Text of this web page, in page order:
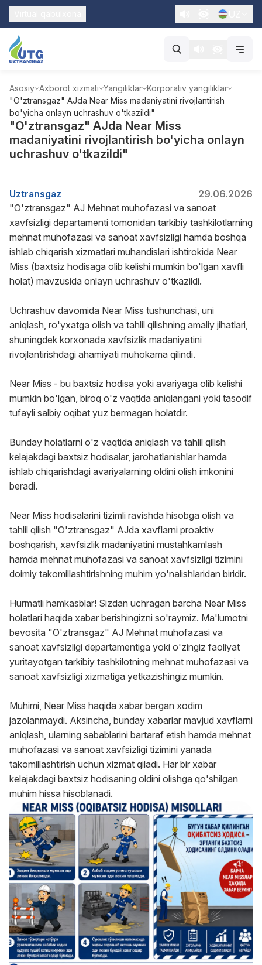
Asosiy Axborot xizmati Yangiliklar Korporativ yangiliklar
"O'ztransgaz" AJda Near Miss madaniyatini rivojlantirish
bo'yicha onlayn uchrashuv o'tkazildi"
"O'ztransgaz" AJda Near Miss
madaniyatini rivojlantirish bo'yicha onlayn
uchrashuv o'tkazildi"
Uztransgaz
29.06.2026
"O'ztransgaz" AJ Mehnat muhofazasi va sanoat
xavfsizligi departamenti tomonidan tarkibiy tashkilotlarning
mehnat muhofazasi va sanoat xavfsizligi hamda boshqa
ishlab chiqarish xizmatlari muhandislari ishtirokida Near
Miss (baxtsiz hodisaga olib kelishi mumkin bo'lgan xavfli
holat) mavzusida onlayn uchrashuv o'tkazildi.
Uchrashuv davomida Near Miss tushunchasi, uni
aniqlash, ro'yxatga olish va tahlil qilishning amaliy jihatlari,
shuningdek korxonada xavfsizlik madaniyatini
rivojlantirishdagi ahamiyati muhokama qilindi.
Near Miss - bu baxtsiz hodisa yoki avariyaga olib kelishi
mumkin bo'lgan, biroq o'z vaqtida aniqlangani yoki tasodif
tufayli salbiy oqibat yuz bermagan holatdir.
Bunday holatlarni o'z vaqtida aniqlash va tahlil qilish
kelajakdagi baxtsiz hodisalar, jarohatlanishlar hamda
ishlab chiqarishdagi avariyalarning oldini olish imkonini
beradi.
Near Miss hodisalarini tizimli ravishda hisobga olish va
tahlil qilish "O'ztransgaz" AJda xavflarni proaktiv
boshqarish, xavfsizlik madaniyatini mustahkamlash
hamda mehnat muhofazasi va sanoat xavfsizligi tizimini
doimiy takomillashtirishning muhim yo'nalishlaridan biridir.
Hurmatli hamkasblar! Sizdan uchragan barcha Near Miss
holatlari haqida xabar berishingizni so'raymiz. Ma'lumotni
bevosita "O'ztransgaz" AJ Mehnat muhofazasi va
sanoat xavfsizligi departamentiga yoki o'zingiz faoliyat
yuritayotgan tarkibiy tashkilotning mehnat muhofazasi va
sanoat xavfsizligi xizmatiga yetkazishingiz mumkin.
Muhimi, Near Miss haqida xabar bergan xodim
jazolanmaydi. Aksincha, bunday xabarlar mavjud xavflarni
aniqlash, ularning sabablarini bartaraf etish hamda mehnat
muhofazasi va sanoat xavfsizligi tizimini yanada
takomillashtirish uchun xizmat qiladi. Har bir xabar
kelajakdagi baxtsiz hodisaning oldini olishga qo'shilgan
muhim hissa hisoblanadi.